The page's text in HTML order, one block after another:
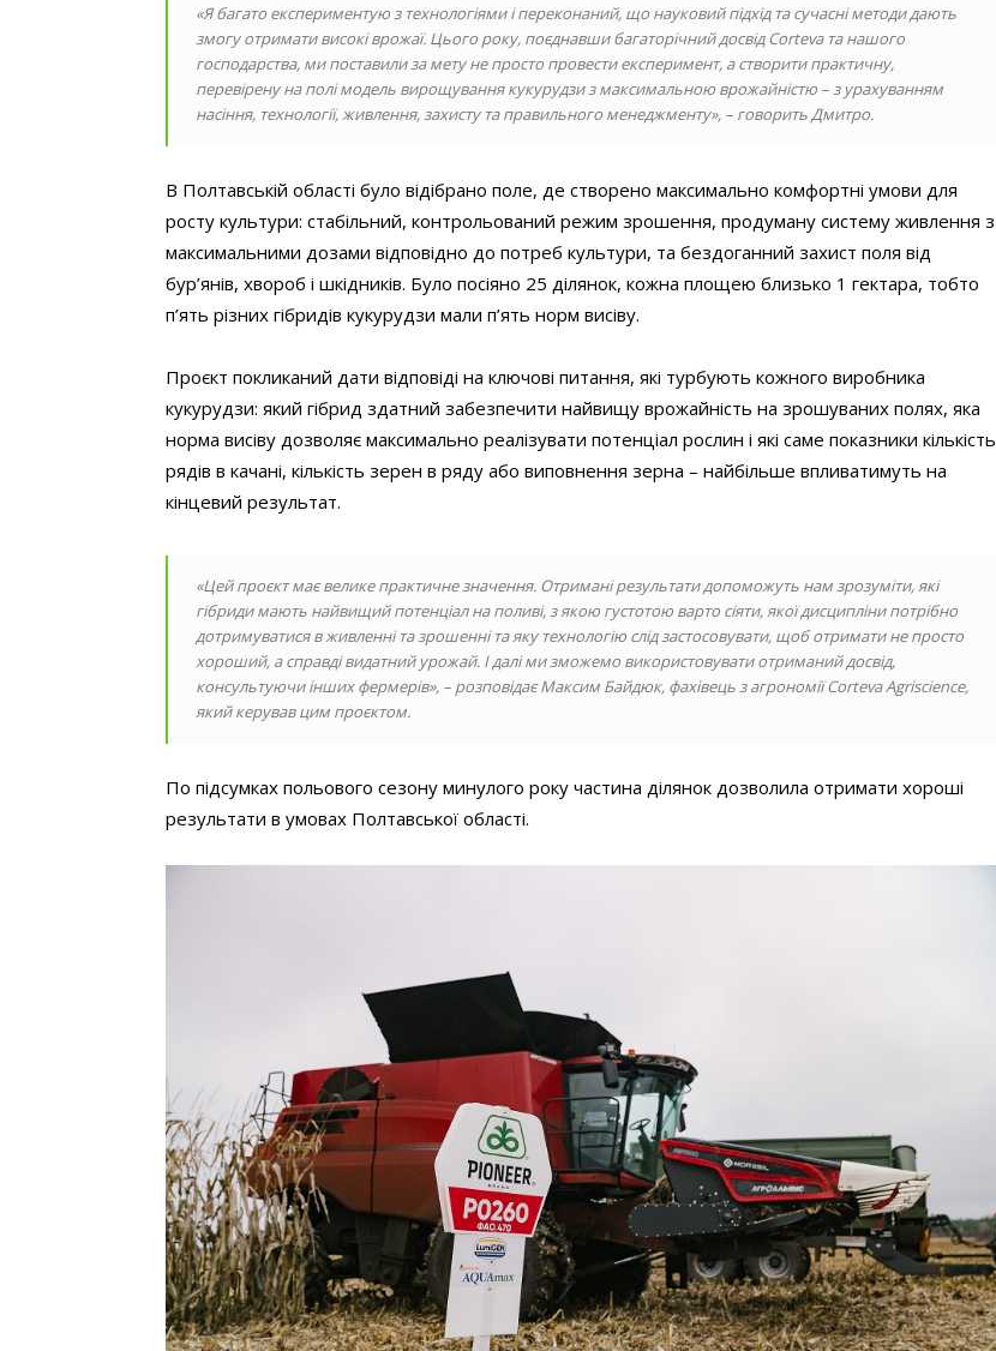
«Я багато експериментую з технологіями і переконаний, що науковий підхід та сучасні методи дають
змогу отримати високі врожаї. Цього року, поєднавши багаторічний досвід Corteva та нашого
господарства, ми поставили за мету не просто провести експеримент, а створити практичну,
перевірену на полі модель вирощування кукурудзи з максимальною врожайністю – з урахуванням
насіння, технології, живлення, захисту та правильного менеджменту», – говорить Дмитро.
В Полтавській області було відібрано поле, де створено максимально комфортні умови для
росту культури: стабільний, контрольований режим зрошення, продуману систему живлення з
максимальними дозами відповідно до потреб культури, та бездоганний захист поля від
бур’янів, хвороб і шкідників. Було посіяно 25 ділянок, кожна площею близько 1 гектара, тобто
п’ять різних гібридів кукурудзи мали п’ять норм висіву.
Проєкт покликаний дати відповіді на ключові питання, які турбують кожного виробника
кукурудзи: який гібрид здатний забезпечити найвищу врожайність на зрошуваних полях, яка
норма висіву дозволяє максимально реалізувати потенціал рослин і які саме показники кількість
рядів в качані, кількість зерен в ряду або виповнення зерна – найбільше впливатимуть на
кінцевий результат.
«Цей проєкт має велике практичне значення. Отримані результати допоможуть нам зрозуміти, які
гібриди мають найвищий потенціал на поливі, з якою густотою варто сіяти, якої дисципліни потрібно
дотримуватися в живленні та зрошенні та яку технологію слід застосовувати, щоб отримати не просто
хороший, а справді видатний урожай. І далі ми зможемо використовувати отриманий досвід,
консультуючи інших фермерів», – розповідає Максим Байдюк, фахівець з агрономії Corteva Agriscience,
який керував цим проєктом.
По підсумках польового сезону минулого року частина ділянок дозволила отримати хороші
результати в умовах Полтавської області.